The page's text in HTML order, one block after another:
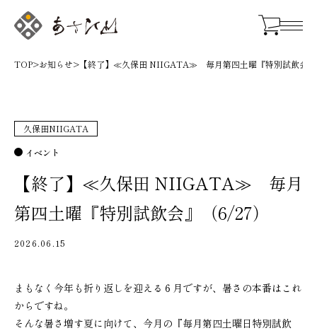
TOP>お知らせ> 【終了】≪久保田 NIIGATA≫ 毎月第四土曜『特別試飲会
久保田NIIGATA
イベント
【終了】≪久保田 NIIGATA≫ 毎月
第四土曜『特別試飲会』（6/27）
2026.06.15
まもなく今年も折り返しを迎える６月ですが、暑さの本番はこれ
からですね。
そんな暑さ増す夏に向けて、今月の『毎月第四土曜日特別試飲